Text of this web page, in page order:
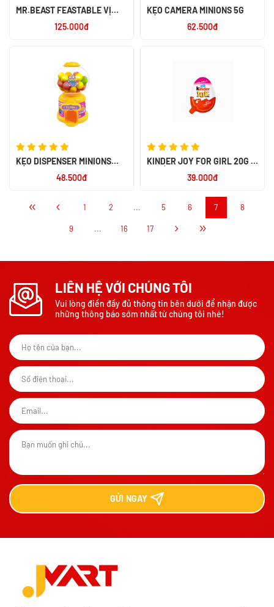
MR.BEAST FEASTABLE VỊ
125.000đ
KẸO CAMERA MINIONS 5G
62.500đ
KẸO DISPENSER MINIONS
48.500đ
KINDER JOY FOR GIRL 20G -
39.000đ
1 2 ... 5 6 7 8
9 ... 16 17
LIÊN HỆ VỚI CHÚNG TÔI
Vui lòng điền đầy đủ thông tin bên dưới để nhận được
những thông báo sớm nhất từ chúng tôi nhé!
GỬI NGAY